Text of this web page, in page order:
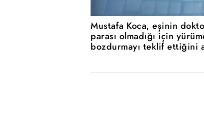
Mustafa Koca, eşinin
parası olmadığı için
bozdurmayı teklif ettiğini